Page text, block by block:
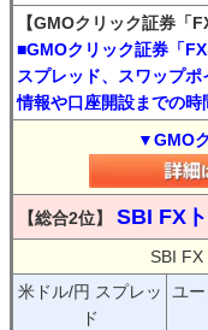
【GMOクリック証券「
■GMOクリック証券「
スプレッド、スワップ
情報や口座開設までの時
▼GMO
【総合2位】 SBI FX
SBI FX
米ドル/円 スプレッ
ド
ユ